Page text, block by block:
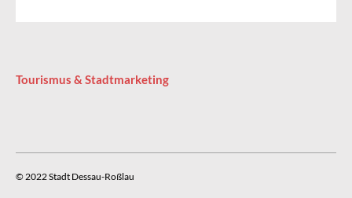
Tourismus & Stadtmarketing
© 2022 Stadt Dessau-Roßlau